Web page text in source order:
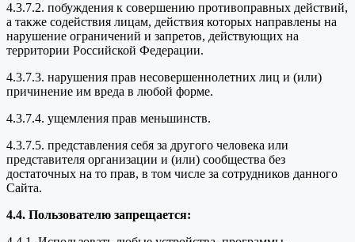
4.3.7.2. побуждения к совершению противоправных действий,
а также содействия лицам, действия которых направлены на
нарушение ограничений и запретов, действующих на
территории Российской Федерации.
4.3.7.3. нарушения прав несовершеннолетних лиц и (или)
причинение им вреда в любой форме.
4.3.7.4. ущемления прав меньшинств.
4.3.7.5. представления себя за другого человека или
представителя организации и (или) сообщества без
достаточных на то прав, в том числе за сотрудников данного
Сайта.
4.4. Пользователю запрещается: